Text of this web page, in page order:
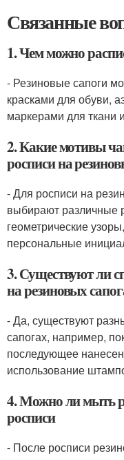
Связанные
1. Чем можно
- Резиновые сапоги
красками для обуви,
маркерами для ткани
2. Какие мотивы
росписи на
- Для росписи на
выбирают различные
геометрические
персональные
3. Существуют ли
на резиновых
- Да, существуют
сапогах, например,
последующее
использование
4. Можно ли мыть
росписи
- После росписи